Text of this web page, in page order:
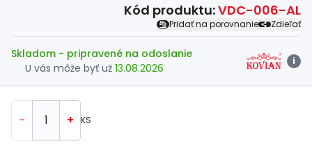
Kód produktu:VDC-006-AL
Pridať na porovnanie Zdieľať
Skladom - pripravené na odoslanie
U vás môže byť už 13.08.2026
i
- + KS